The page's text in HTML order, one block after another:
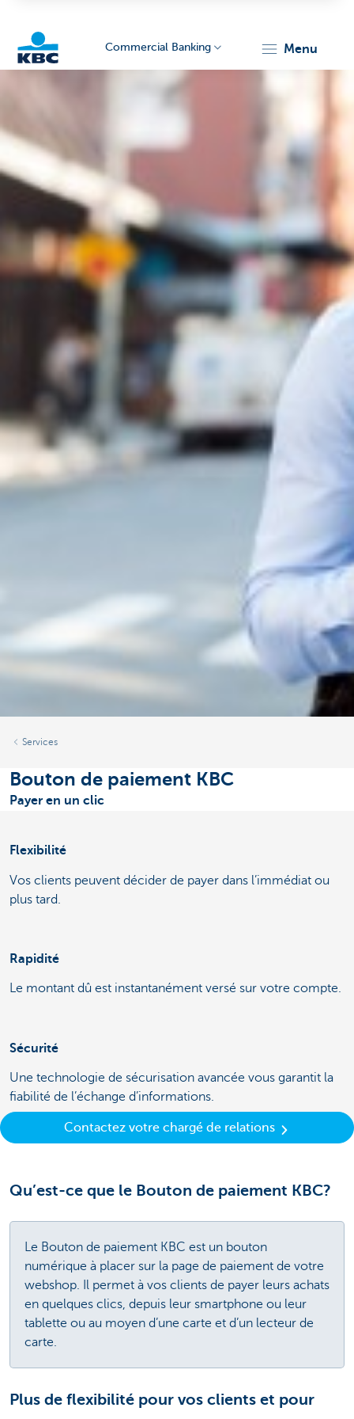
Commercial Banking menu
Services
Bouton de paiement KBC
Payer en un clic
Flexibilité
Vos clients peuvent décider de payer dans l’immédiat ou
plus tard.
Rapidité
Le montant dû est instantanément versé sur votre compte.
Sécurité
Une technologie de sécurisation avancée vous garantit la
fiabilité de l’échange d’informations.
Contactez votre chargé de relations
Qu’est-ce que le Bouton de paiement KBC?
Le Bouton de paiement KBC est un bouton
numérique à placer sur la page de paiement de votre
webshop. Il permet à vos clients de payer leurs achats
en quelques clics, depuis leur smartphone ou leur
tablette ou au moyen d’une carte et d’un lecteur de
carte.
Plus de flexibilité pour vos clients et pour